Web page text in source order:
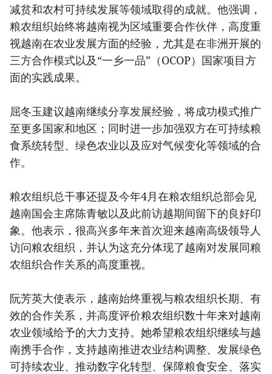
减贫和农村可持续发展等领域取得的成就。他强调，
粮农组织始终将越南视为区域重要合作伙伴，高度重
视越南在农业发展方面的经验，尤其是在非洲开展的
三方合作模式以及“一乡一品”（OCOP）国家项目方
面的实践成果。
屈冬玉建议越南继续分享发展经验，将成功模式推广
至更多国家和地区；同时进一步加强双方在可持续粮
食系统转型、绿色农业以及应对气候变化等领域的合
作。
粮农组织总干事还提及今年4月在粮农组织总部会见
越南国会主席陈青敏以及此前访越期间留下的良好印
象。他表示，很高兴多年来首次迎来越南高级领导人
访问粮农组织，并认为这充分体现了越南对发展同粮
农组织合作关系的高度重视。
阮芳英大使表示，越南始终重视与粮农组织长期、有
效的合作关系，并高度评价粮农组织数十年来对越南
农业领域给予的大力支持。她希望粮农组织继续与越
南携手合作，支持越南推进农业结构调整、发展绿色
可持续农业、推动数字化转型、保障粮食安全、落实